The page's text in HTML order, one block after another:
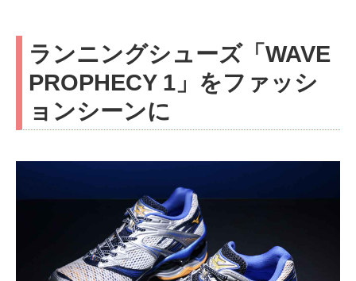
ランニングシューズ「WAVE
PROPHECY 1」をファッシ
ョンシーンに